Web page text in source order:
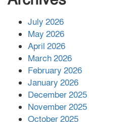
July 2026
May 2026
April 2026
March 2026
February 2026
January 2026
December 2025
November 2025
October 2025